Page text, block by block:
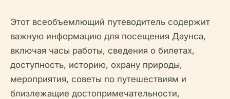
Этот всеобъемлющий путеводитель содержит
важную информацию для посещения Даунса,
включая часы работы, сведения о билетах,
доступность, историю, охрану природы,
мероприятия, советы по путешествиям и
близлежащие достопримечательности,